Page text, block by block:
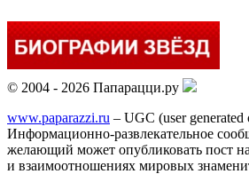
© 2004 - 2026 Папарацци.ру
www.paparazzi.ru – UGC (user generated
Информационно-развлекательное
желающий может опубликовать пост
и взаимоотношениях мировых